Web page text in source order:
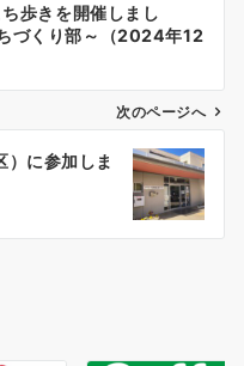
歩きを開催しまし
づくり部～（2024年12
次のページへ
）に参加しま